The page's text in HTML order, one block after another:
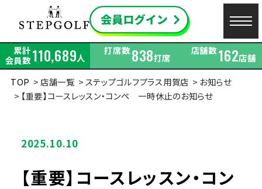
累計
会員数110,689人
打席数838打席
店舗数162店舗
TOP
店舗一覧 ステップゴルフプラス用賀店
お知らせ
【重要】コースレッスン・コンペ 一時休止のお知らせ
2025.10.10
【重要】コースレッスン・コン